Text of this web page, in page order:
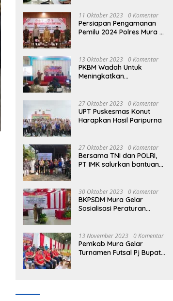
Perubahan 2023
11 Oktober 2023 0 Komentar
Persiapan Pengamanan
Pemilu 2024 Polres Mura
13 Oktober 2023 0 Komentar
PKBM Wadah Untuk
Meningkatkan
Dalam Bidang Ekonomi
27 Oktober 2023 0 Komentar
UPT Puskesmas Konut
Harapkan Hasil Paripurna
27 Oktober 2023 0 Komentar
Bersama TNI dan POLRI,
PT IMK salurkan bantuan
30 Oktober 2023 0 Komentar
BKPSDM Mura Gelar
Sosialisasi Peraturan
13 November 2023 0 Komentar
Pemkab Mura Gelar
Turnamen Futsal Pj Bupati